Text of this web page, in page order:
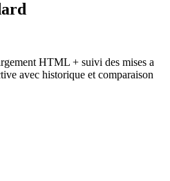
HTML + suivi des mises a
avec historique et comparaison